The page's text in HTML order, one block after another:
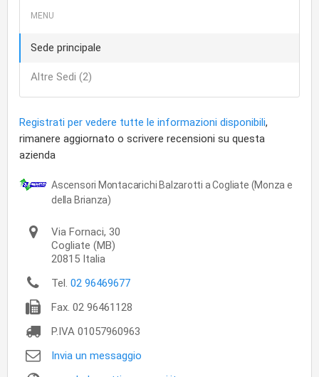
Sede principale
Altre Sedi (2)
Registrati per vedere tutte le informazioni disponibili,
rimanere aggiornato o scrivere recensioni su questa
azienda
Ascensori Montacarichi Balzarotti a Cogliate (Monza e
della Brianza)
Via Fornaci, 30
Cogliate (MB)
20815 Italia
Tel. 02 96469677
Fax. 02 96461128
P.IVA 01057960963
Invia un messaggio